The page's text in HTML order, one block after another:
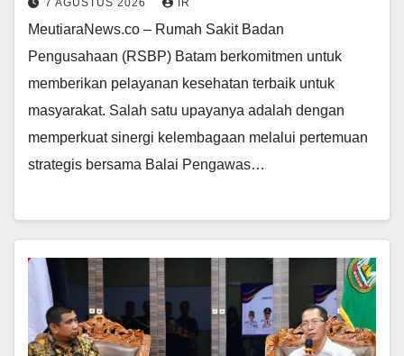
7 AGUSTUS 2026 IR
MeutiaraNews.co – Rumah Sakit Badan
Pengusahaan (RSBP) Batam berkomitmen untuk
memberikan pelayanan kesehatan terbaik untuk
masyarakat. Salah satu upayanya adalah dengan
memperkuat sinergi kelembagaan melalui pertemuan
strategis bersama Balai Pengawas…